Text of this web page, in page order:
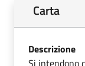
Carta
Descrizione
Si intendono